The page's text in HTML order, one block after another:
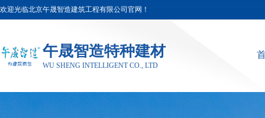
欢迎光临北京午晟智造建筑工程有限公司官网！
午晟智造特种建材
WU SHENG INTELLIGENT CO., LTD